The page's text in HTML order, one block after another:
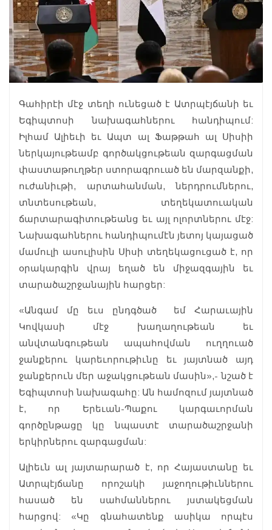
Գահիրէի մէջ տեղի ունեցած է Ատրպէյճանի եւ
Եգիպտոսի նախագահներու հանդիպում:
Իլհամ Ալիեւի եւ Ապտ ալ Ֆաթթահ ալ Սիսիի
ներկայութեամբ գործակցութեան զարգացման
փաստաթուղթեր ստորագրուած են մարզանքի,
ուժանիւթի, արտահանման, ներդրումներու,
տնտեսութեան, տեղեկատուական
ճարտարագիտութեանց եւ այլ ոլորտներու մէջ:
Նախագահներու հանդիպումէն յետոյ կայացած
մամուլի ասուլիսին Սիսի տեղեկացուցած է, որ
օրակարգին վրայ եղած են միջազգային եւ
տարածաշրջանային հարցեր:
«Անգամ մը եւս ընդգծած եմ Հարաւային
Կովկասի մէջ խաղաղութեան եւ
անվտանգութեան ապահովման ուղղուած
ջանքերու կարեւորութիւնը եւ յայտնած այդ
ջանքերուն մեր աջակցութեան մասին»,- նշած է
Եգիպտոսի նախագահը: Ան համոզում յայտնած
է, որ Երեւան-Պաքու կարգաւորման
գործընթացը կը նպաստէ տարածաշրջանի
երկիրներու զարգացման:
Ալիեւն ալ յայտարարած է, որ Հայաստանը եւ
Ատրպէյճանը որոշակի յաջողութիւններու
հասած են սահմաններու յստակեցման
հարցով: «Կը գնահատենք ասիկա որպէս